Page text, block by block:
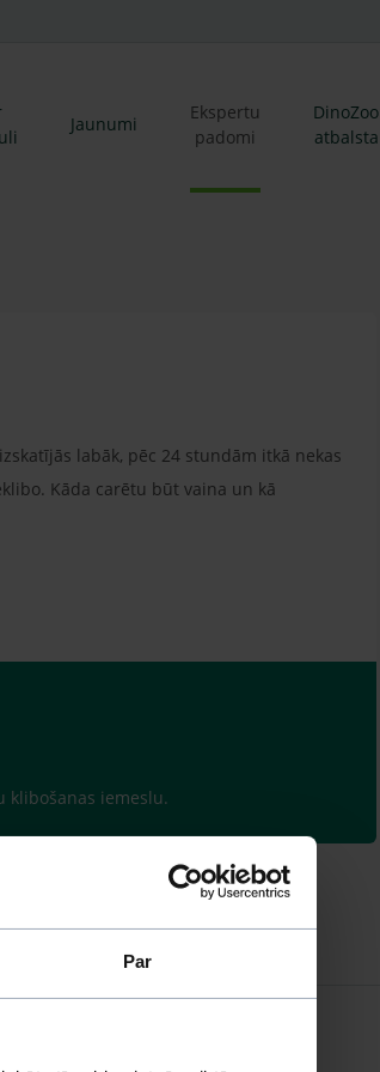
Par
Jaunumi
Ekspertu
padomi
DinoZoo
atbalsta
labāk, pēc 24 stundām itkā nekas
Kāda carētu būt vaina un kā
klibošanas iemeslu.